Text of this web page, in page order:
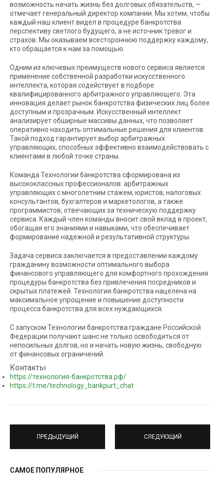
возможность начать жизнь без долговых обязательств, —
отмечает генеральный директор компании. Мы хотим, чтобы
каждый наш клиент видел в процедуре банкротства
перспективу светлого будущего, а не источник тревог и
страхов. Мы оказываем всестороннюю поддержку каждому,
кто обращается к нам за помощью.
Одним из ключевых преимуществ нового сервиса является
применение собственной разработки искусственного
интеллекта, которая содействует в подборе
квалифицированного арбитражного управляющего. Эта
инновация делает рынок банкротства физических лиц более
доступным и прозрачным. Искусственный интеллект
анализирует обширные массивы данных, что позволяет
оперативно находить оптимальные решения для клиентов.
Такой подход гарантирует выбор арбитражных
управляющих, способных эффективно взаимодействовать с
клиентами в любой точке страны.
Команда Технологии банкротства сформирована из
высококлассных профессионалов: арбитражных
управляющих с многолетним стажем, юристов, налоговых
консультантов, бухгалтеров и маркетологов, а также
программистов, отвечающих за техническую поддержку
сервиса. Каждый член команды вносит свой вклад в проект,
обогащая его знаниями и навыками, что обеспечивает
формирование надежной и результативной структуры.
Задача сервиса заключается в предоставлении каждому
гражданину возможности оптимального выбора
финансового управляющего для комфортного прохождения
процедуры банкротства без привлечения посредников и
скрытых платежей. Технология банкротства нацелена на
максимальное упрощение и повышение доступности
процесса банкротства для всех нуждающихся.
С запуском Технологии банкротства граждане Российской
Федерации получают шанс не только освободиться от
непосильных долгов, но и начать новую жизнь, свободную
от финансовых ограничений.
Контакты
https://технология-банкротства.рф/
https://t.me/technology_bankpurt_chat
ПРЕДЫДУЩИЙ СЛЕДУЮЩИЙ
САМОЕ ПОПУЛЯРНОЕ